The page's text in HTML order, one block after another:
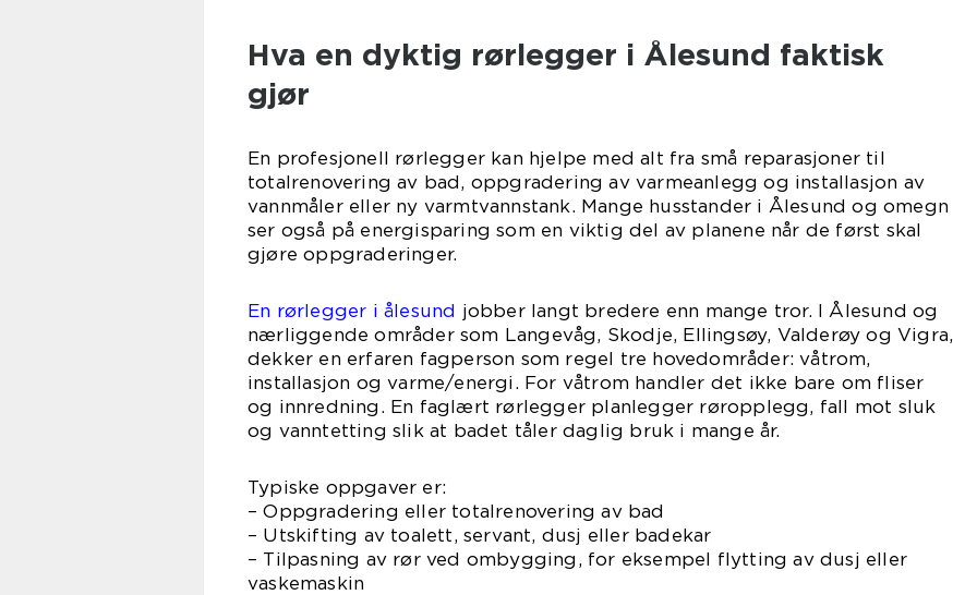
Hva en dyktig rørlegger i Ålesund faktisk
gjør
En profesjonell rørlegger kan hjelpe med alt fra små reparasjoner til
totalrenovering av bad, oppgradering av varmeanlegg og installasjon av
vannmåler eller ny varmtvannstank. Mange husstander i Ålesund og omegn
ser også på energisparing som en viktig del av planene når de først skal
gjøre oppgraderinger.
En rørlegger i ålesund jobber langt bredere enn mange tror. I Ålesund og
nærliggende områder som Langevåg, Skodje, Ellingsøy, Valderøy og Vigra,
dekker en erfaren fagperson som regel tre hovedområder: våtrom,
installasjon og varme/energi. For våtrom handler det ikke bare om fliser
og innredning. En faglært rørlegger planlegger røropplegg, fall mot sluk
og vanntetting slik at badet tåler daglig bruk i mange år.
Typiske oppgaver er:
– Oppgradering eller totalrenovering av bad
– Utskifting av toalett, servant, dusj eller badekar
– Tilpasning av rør ved ombygging, for eksempel flytting av dusj eller
vaskemaskin